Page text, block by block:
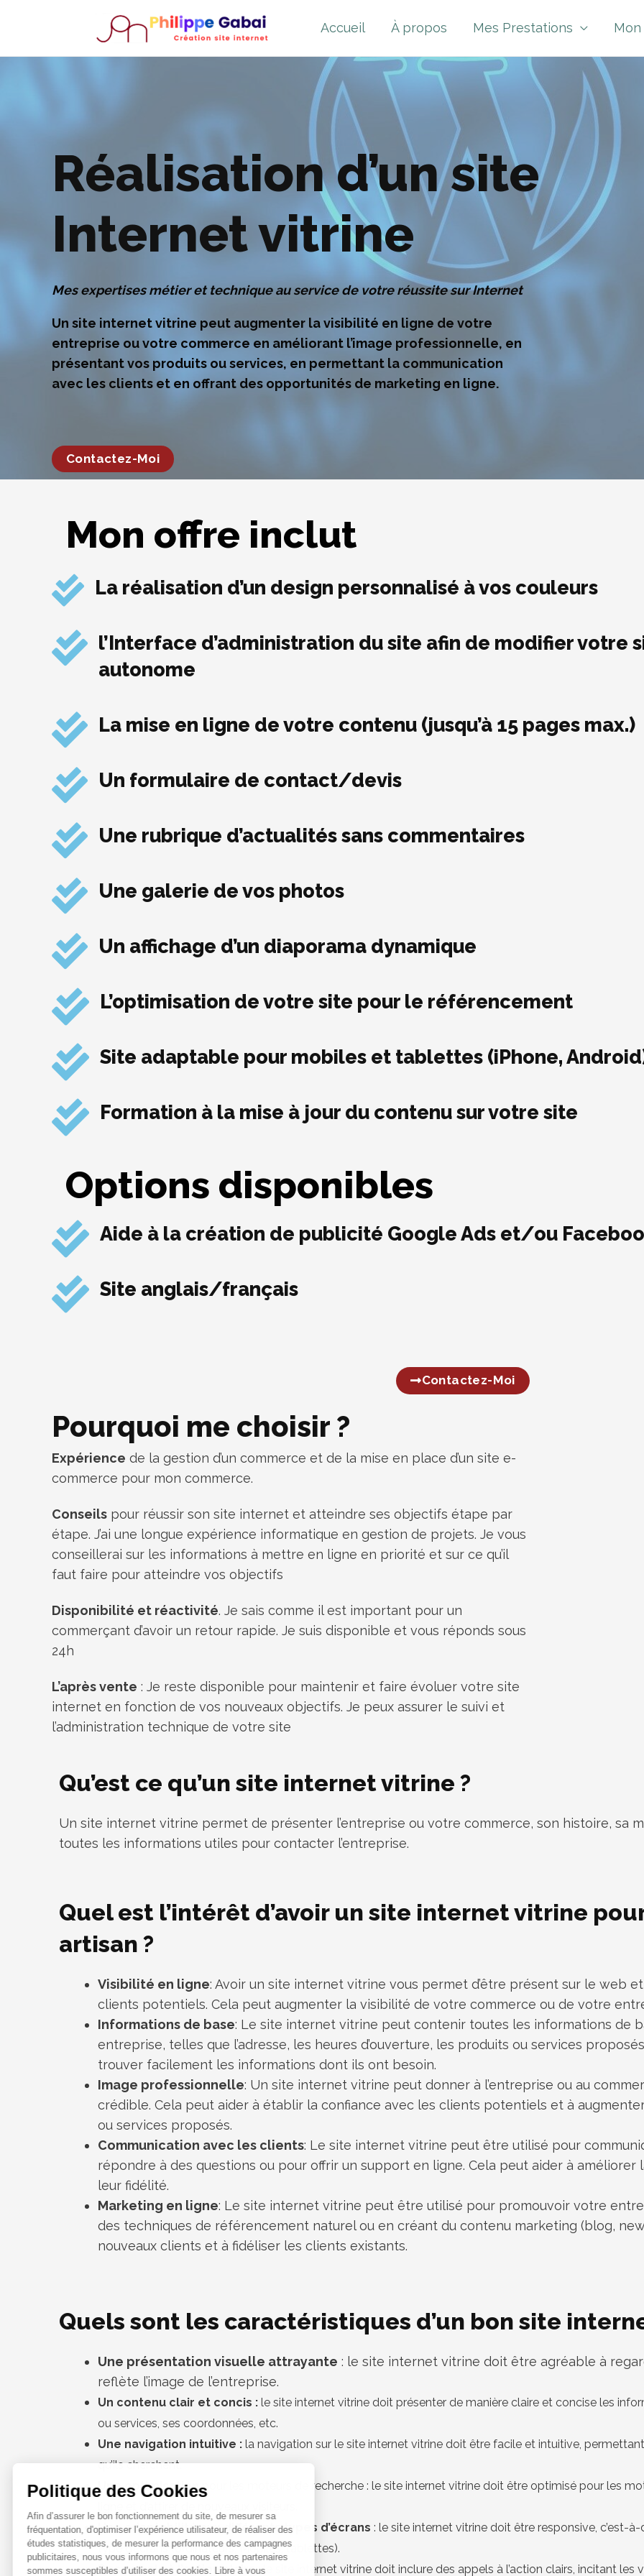
Accueil À propos Mes Prestations
Réalisation d’un site
Internet vitrine
Mes expertises métier et technique au service de votre réussite sur Internet
Un site internet vitrine peut augmenter la visibilité en ligne de votre
entreprise ou votre commerce en améliorant l’image professionnelle, en
présentant vos produits ou services, en permettant la communication
avec les clients et en offrant des opportunités de marketing en ligne.
Contactez-Moi
Mon offre inclut
La réalisation d’un design personnalisé à vos couleurs
l’Interface d’administration du site afin de modifier votre
autonome
La mise en ligne de votre contenu (jusqu’à 15 pages max.)
Un formulaire de contact/devis
Une rubrique d’actualités sans commentaires
Une galerie de vos photos
Un affichage d’un diaporama dynamique
L’optimisation de votre site pour le référencement
Site adaptable pour mobiles et tablettes (iPhone,
Formation à la mise à jour du contenu sur votre site
Options disponibles
Aide à la création de publicité Google Ads et/ou
Site anglais/français
Contactez-Moi
Pourquoi me choisir ?
Expérience de la gestion d’un commerce et de la mise en place d’un site e-
commerce pour mon commerce.
Conseils pour réussir son site internet et atteindre ses objectifs étape par
étape. J’ai une longue expérience informatique en gestion de projets. Je vous
conseillerai sur les informations à mettre en ligne en priorité et sur ce qu’il
faut faire pour atteindre vos objectifs
Disponibilité et réactivité. Je sais comme il est important pour un
commerçant d’avoir un retour rapide. Je suis disponible et vous réponds sous
24h
L’après vente : Je reste disponible pour maintenir et faire évoluer votre site
internet en fonction de vos nouveaux objectifs. Je peux assurer le suivi et
l’administration technique de votre site
Qu’est ce qu’un site internet vitrine ?
Un site internet vitrine permet de présenter l’entreprise ou votre commerce, son histoire, sa
toutes les informations utiles pour contacter l’entreprise.
Quel est l’intérêt d’avoir un site internet vitrine
artisan ?
Visibilité en ligne: Avoir un site internet vitrine vous permet d’être présent sur le web
clients potentiels. Cela peut augmenter la visibilité de votre commerce ou de votre
Informations de base: Le site internet vitrine peut contenir toutes les informations de
entreprise, telles que l’adresse, les heures d’ouverture, les produits ou services
trouver facilement les informations dont ils ont besoin.
Image professionnelle: Un site internet vitrine peut donner à l’entreprise ou au
crédible. Cela peut aider à établir la confiance avec les clients potentiels et à
ou services proposés.
Communication avec les clients: Le site internet vitrine peut être utilisé pour
répondre à des questions ou pour offrir un support en ligne. Cela peut aider à
leur fidélité.
Marketing en ligne: Le site internet vitrine peut être utilisé pour promouvoir votre
des techniques de référencement naturel ou en créant du contenu marketing (blog,
nouveaux clients et à fidéliser les clients existants.
Quels sont les caractéristiques d’un bon site
Une présentation visuelle attrayante : le site internet vitrine doit être agréable à
reflète l’image de l’entreprise.
Un contenu clair et concis : le site internet vitrine doit présenter de manière claire et concise les
ou services, ses coordonnées, etc.
Une navigation intuitive : la navigation sur le site internet vitrine doit être facile et intuitive,
qu’ils cherchent.
Une optimisationpour les moteurs de recherche : le site internet vitrine doit être optimisé pour les
Une adaptabilité aux différents types d’écrans : le site internet vitrine doit être responsive, c’est-
type d’écrans (ordinateurs, Mobiles, tablettes).
Des appels à l’action clairs: le site internet vitrine doit inclure des appels à l’action clairs, incitant les